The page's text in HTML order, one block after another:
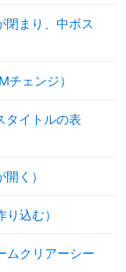
閉まり、中ボス
ェンジ）
タイトルの表
く）
込む）
ムクリアーシー